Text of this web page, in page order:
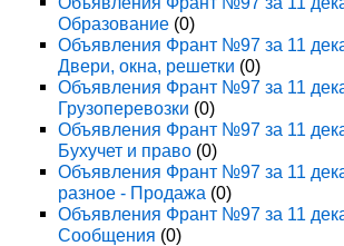
Образование (0)
Объявления Франт №97 за 11
Двери, окна, решетки (0)
Объявления Франт №97 за 11
Грузоперевозки (0)
Объявления Франт №97 за 11
Бухучет и право (0)
Объявления Франт №97 за 11
разное - Продажа (0)
Объявления Франт №97 за 11
Сообщения (0)